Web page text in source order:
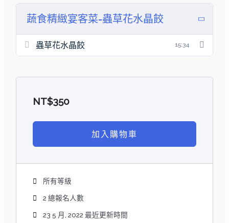
蔬食精緻宴客菜-蟲草花水晶餃
蟲草花水晶餃 15:34
NT$350
加入購物車
所有等級
2 總報名人數
23 5 月, 2022 最近更新時間